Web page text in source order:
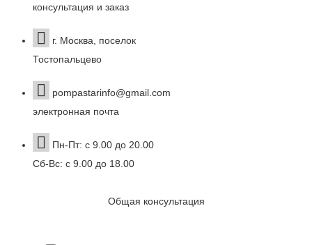
консультация и заказ
г. Москва, поселок
Тостопальцево
pompastarinfo@gmail.com
электронная почта
Пн-Пт: с 9.00 до 20.00
Сб-Вс: с 9.00 до 18.00
Общая консультация